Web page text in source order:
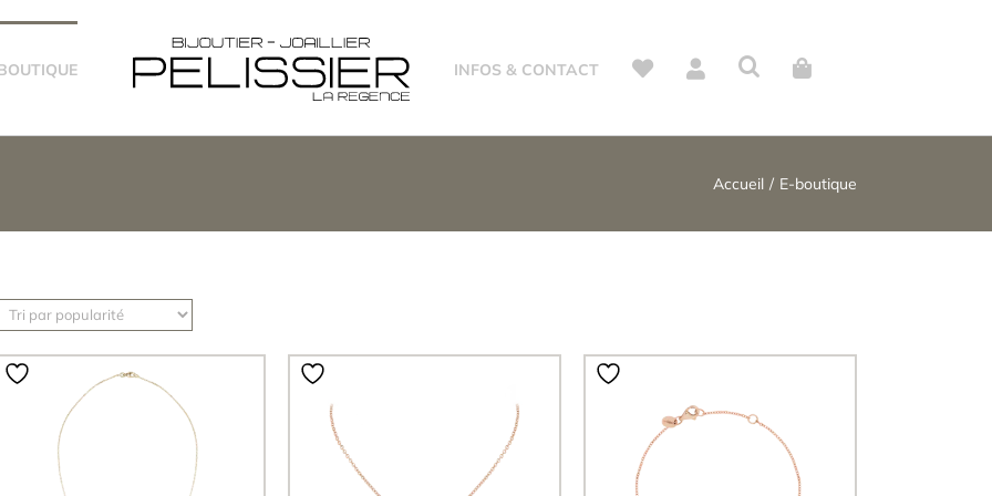
INFOS & CONTACT
Accueil E-boutique